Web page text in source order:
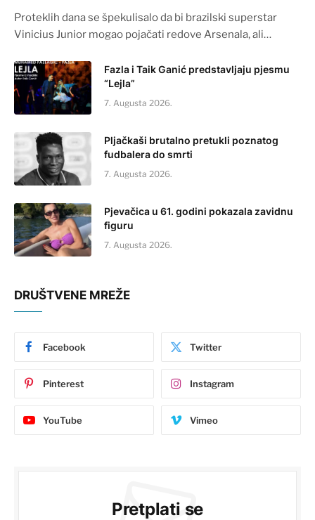
Proteklih dana se špekulisalo da bi brazilski superstar
Vinicius Junior mogao pojačati redove Arsenala, ali…
Fazla i Taik Ganić predstavljaju pjesmu
“Lejla”
7. Augusta 2026.
Pljačkaši brutalno pretukli poznatog
fudbalera do smrti
7. Augusta 2026.
Pjevačica u 61. godini pokazala zavidnu
figuru
7. Augusta 2026.
DRUŠTVENE MREŽE
Facebook Twitter
Pinterest Instagram
YouTube Vimeo
Pretplati se